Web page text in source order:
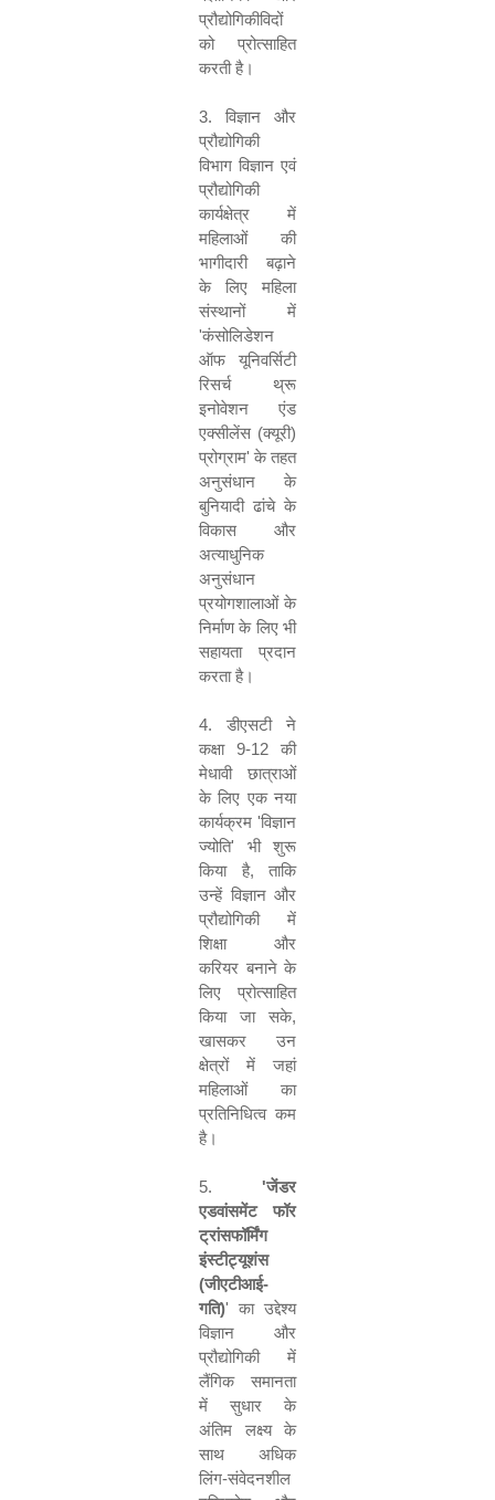
प्रौद्योगिकीविदों
को प्रोत्साहित
करती है।
3. विज्ञान और
प्रौद्योगिकी
विभाग विज्ञान एवं
प्रौद्योगिकी
कार्यक्षेत्र में
महिलाओं की
भागीदारी बढ़ाने
के लिए महिला
संस्थानों में
'कंसोलिडेशन
ऑफ यूनिवर्सिटी
रिसर्च थ्रू
इनोवेशन एंड
एक्सीलेंस (क्यूरी)
प्रोग्राम' के तहत
अनुसंधान के
बुनियादी ढांचे के
विकास और
अत्याधुनिक
अनुसंधान
प्रयोगशालाओं के
निर्माण के लिए भी
सहायता प्रदान
करता है।
4. डीएसटी ने
कक्षा 9-12 की
मेधावी छात्राओं
के लिए एक नया
कार्यक्रम 'विज्ञान
ज्योति' भी शुरू
किया है, ताकि
उन्हें विज्ञान और
प्रौद्योगिकी में
शिक्षा और
करियर बनाने के
लिए प्रोत्साहित
किया जा सके,
खासकर उन
क्षेत्रों में जहां
महिलाओं का
प्रतिनिधित्व कम
है।
5. 'जेंडर
एडवांसमेंट फॉर
ट्रांसफॉर्मिंग
इंस्टीट्यूशंस
(जीएटीआई-
गति)' का उद्देश्य
विज्ञान और
प्रौद्योगिकी में
लैंगिक समानता
में सुधार के
अंतिम लक्ष्य के
साथ अधिक
लिंग-संवेदनशील